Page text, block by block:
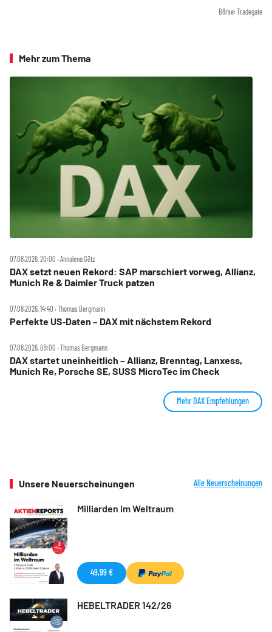
Börse: Tradegate
Mehr zum Thema
07.08.2026, 20:00 ‧ Annalena Götz
DAX setzt neuen Rekord: SAP marschiert vorweg, Allianz,
Munich Re & Daimler Truck patzen
07.08.2026, 14:40 ‧ Thomas Bergmann
Perfekte US‑Daten – DAX mit nächstem Rekord
07.08.2026, 09:00 ‧ Thomas Bergmann
DAX startet uneinheitlich – Allianz, Brenntag, Lanxess,
Munich Re, Porsche SE, SUSS MicroTec im Check
Mehr DAX Empfehlungen
Unsere Neuerscheinungen Alle Neuerscheinungen
Milliarden im Weltraum
49,99 €
HEBELTRADER 142/26